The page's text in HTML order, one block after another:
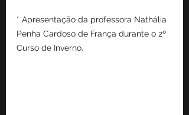
* Apresentação da professora Nathália
Penha Cardoso de França durante o 2º
Curso de Inverno.